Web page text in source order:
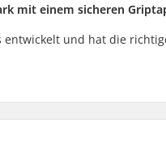
mit einem sicheren
und hat die